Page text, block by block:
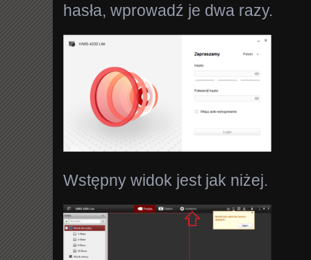
hasła, wprowadź je dwa razy.
Wstępny widok jest jak niżej.